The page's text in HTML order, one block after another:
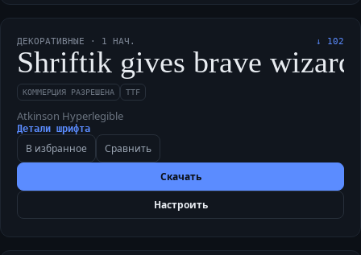
ДЕКОРАТИВНЫЕ · 1 НАЧ. ↓ 102
Shriftik gives brave
КОММЕРЦИЯ РАЗРЕШЕНА TTF
Atkinson Hyperlegible
Детали шрифта
В избранное Сравнить
Скачать
Настроить